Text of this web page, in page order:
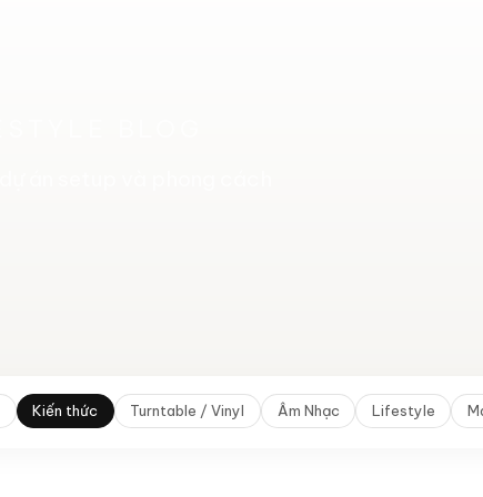
Kiến thức Turntable / Vinyl Âm Nhạc Lifestyle